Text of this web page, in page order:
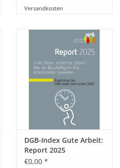
Versandkosten
DGB-Index Gute Arbeit:
Report 2025
€0,00 *